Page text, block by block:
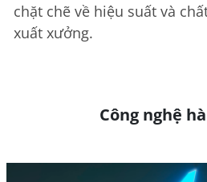
chặt chẽ về hiệu suất và
xuất xưởng.
Công nghệ